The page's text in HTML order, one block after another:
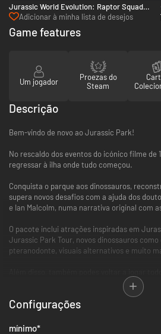
Jurassic World Evolution: Raptor Squad
Skin Collection - PC (Steam)
Adicionar à minha lista de desejos
Game features
Um jogador
Proezas do
Steam
Descrição
Bem-vindo de novo ao Jurassic Park!
No rescaldo dos eventos do icónico filme de
regressar à ilha onde tudo começou.
Conquista o parque aos dinossauros,
supera novos desafios com a ajuda dos
e Ian Malcolm, numa narrativa original com
O pacote inclui atrações inspiradas em
Jurassic Park Tour, novos dinossauros
pteranodonte, visuais alternativos e muito
Jurassic World Evolution, além dos níveis de
Configurações
mínimo*